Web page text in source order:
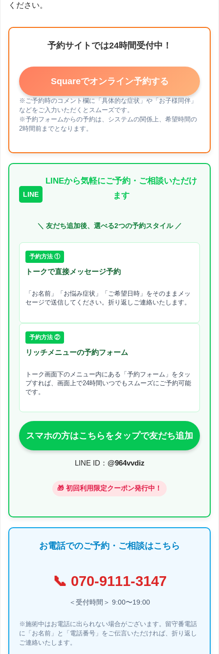
ストレッチ
肩こり施術の流れ
を行います。身体の不調や症状、生活習慣などを
ヒアリングし、施術に必要な情報を収集します。
収集した情報をもとに、姿勢や動作を確認し、肩
していきます。
特定した問題に対して施術を行います。骨格調
整、筋肉調整、ストレッチなどの施術を行い、肩
こりを解消します。
お店で施術した効果をご自宅でも持続していただ
くためにアフターケアを大切にしています。施術
後に、ご自宅で得きるセルフケアのポイントをア
ください。
予約サイトでは24時間受付中！
Squareでオンライン予約する
※ご予約時のコメント欄に「具体的な症状」や「お子様同伴」
などをご入力いただくとスムーズです。
※予約フォームからの予約は、システムの関係上、希望時間の
2時間前までとなります。
LINE
LINEから気軽にご予約・ご相談いただけ
ます
＼ 友だち追加後、選べる2つの予約スタイル ／
予約方法 ①
トークで直接メッセージ予約
「お名前」「お悩み症状」「ご希望日時」をそのままメッ
セージで送信してください。折り返しご連絡いたします。
予約方法 ②
リッチメニューの予約フォーム
トーク画面下のメニュー内にある「予約フォーム」をタッ
プすれば、画面上で24時間いつでもスムーズにご予約可能
です。
スマホの方はこちらをタップで友だち追加
LINE ID： @964vvdiz
🎁 初回利用限定クーポン発行中！
お電話でのご予約・ご相談はこちら
📞 070-9111-3147
＜受付時間＞ 9:00〜19:00
※施術中はお電話に出られない場合がございます。留守番電話
に「お名前」と「電話番号」をご伝言いただければ、折り返し
ご連絡いたします。